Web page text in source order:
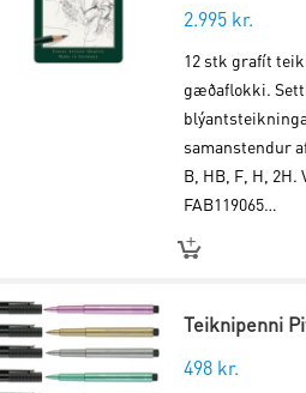
2.995 kr.
12 stk grafít
gæðaflokki.
samanstendur
B, HB, F, H, 2H.
FAB119065…
Teiknipenni
498 kr.